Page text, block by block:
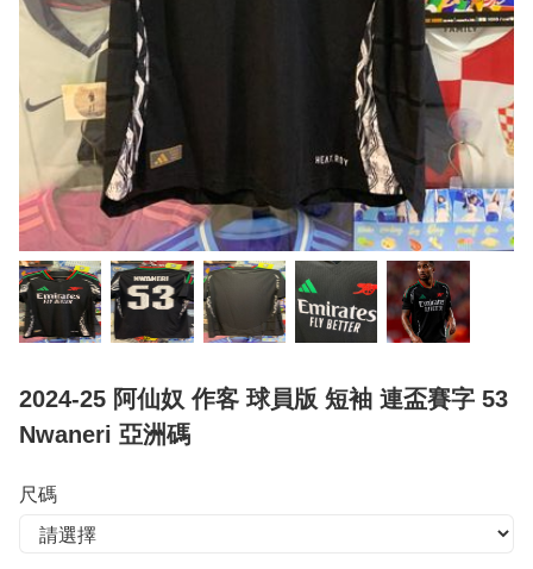
2024-25 阿仙奴 作客 球員版 短袖 連盃賽字 53
Nwaneri 亞洲碼
尺碼